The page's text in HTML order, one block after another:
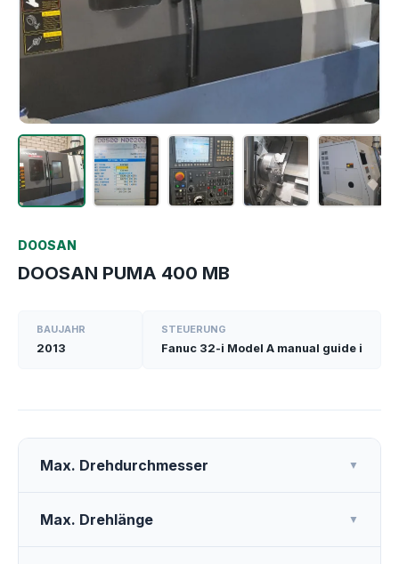
DOOSAN
DOOSAN PUMA 400 MB
BAUJAHR
2013
STEUERUNG
Fanuc 32-i Model A manual guide i
Max. Drehdurchmesser ▼
Max. Drehlänge ▼